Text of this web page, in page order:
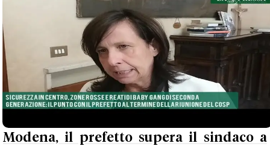
Modena, il prefetto supera il sindaco a